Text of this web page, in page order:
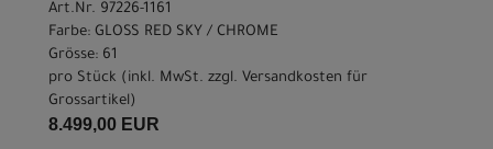
Art.Nr. 97226-1161
Farbe: GLOSS RED SKY / CHROME
Grösse: 61
pro Stück (inkl. MwSt. zzgl. Versandkosten für
Grossartikel)
8.499,00 EUR